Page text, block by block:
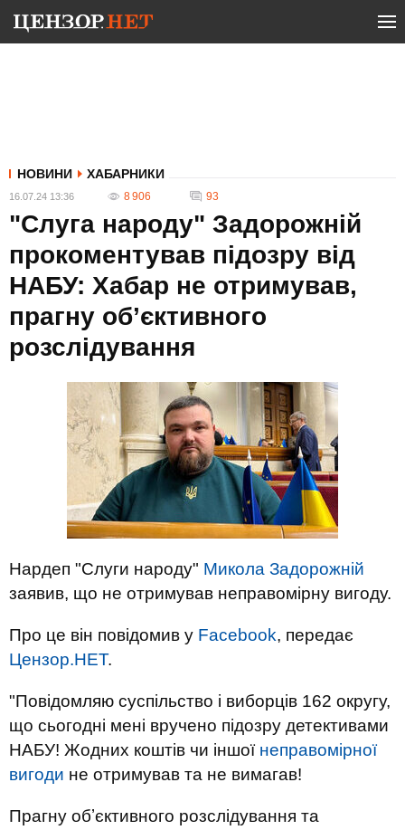
НОВИНИ ХАБАРНИКИ
16.07.24 13:36 8 906 93
"Слуга народу" Задорожній
прокоментував підозру від
НАБУ: Хабар не отримував,
прагну об’єктивного
розслідування
Нардеп "Слуги народу" Микола Задорожній
заявив, що не отримував неправомірну вигоду.
Про це він повідомив у Facebook, передає
Цензор.НЕТ.
"Повідомляю суспільство і виборців 162 округу,
що сьогодні мені вручено підозру детективами
НАБУ! Жодних коштів чи іншої неправомірної
вигоди не отримував та не вимагав!
Прагну обʼєктивного розслідування та